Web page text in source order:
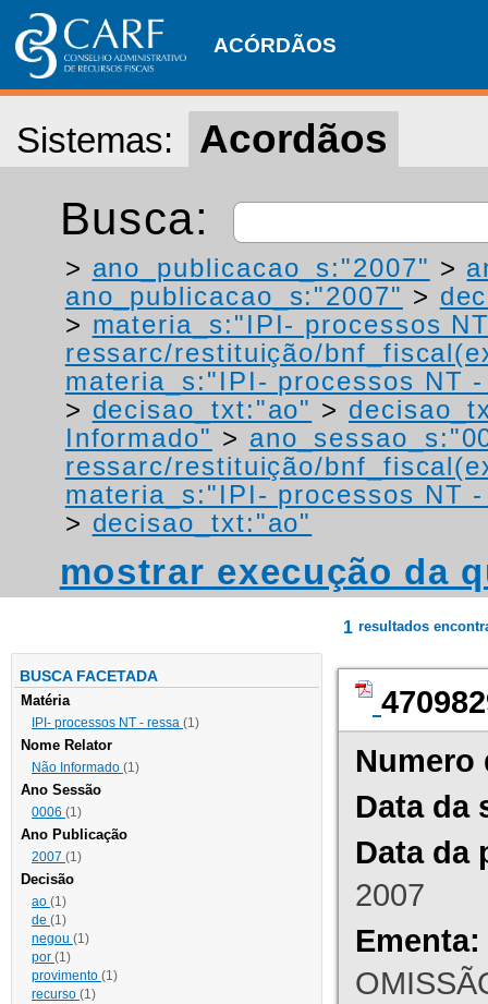
ACÓRDÃOS
Sistemas: Acordãos
Busca:
> ano_publicacao_s:"2007" >
ano_publicacao_s:"2007" >
> materia_s:"IPI- processos
ressarc/restituição/
materia_s:"IPI- processos NT
> decisao_txt:"ao" >
Informado" >
ressarc/restituição/
materia_s:"IPI- processos NT
> decisao_txt:"ao"
mostrar execução da
BUSCA FACETADA
Matéria
IPI- processos NT - ressa (1)
Nome Relator
Não Informado (1)
Ano Sessão
0006 (1)
Ano Publicação
2007 (1)
Decisão
ao (1)
de (1)
negou (1)
por (1)
provimento (1)
recurso (1)
1 resultados
Numero
Data da
Data da
2007
Ementa: